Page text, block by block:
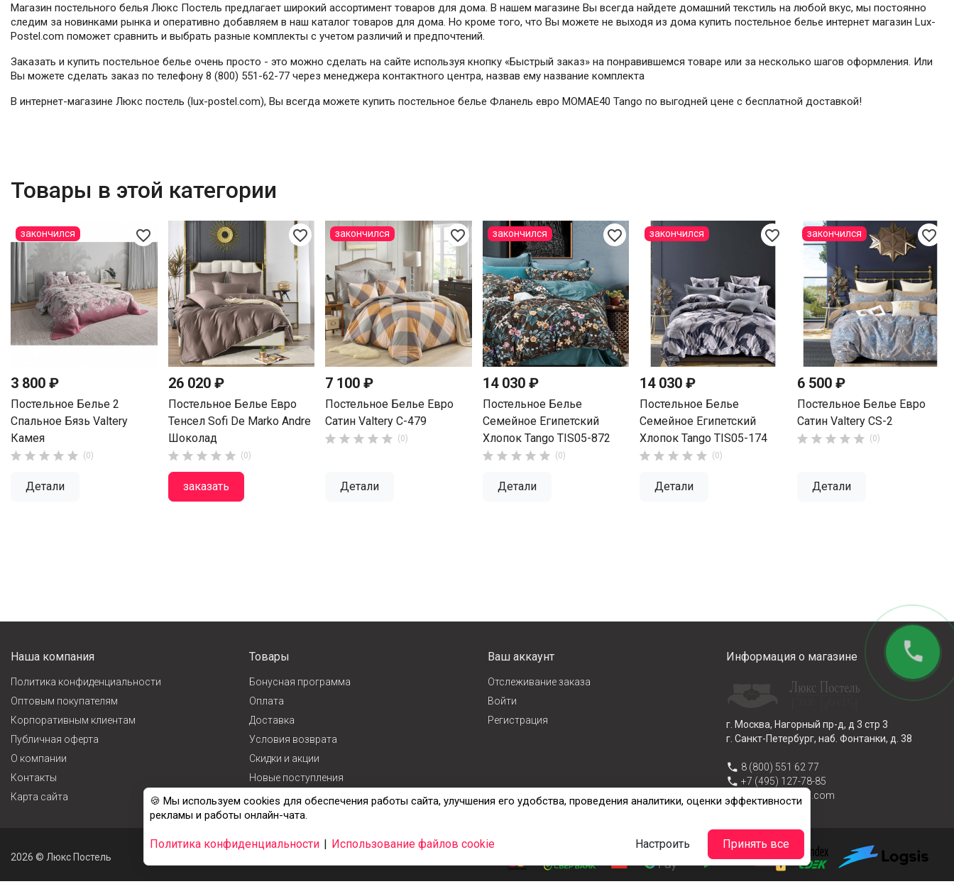
Магазин постельного белья Люкс Постель предлагает широкий ассортимент товаров для дома. В нашем магазине Вы всегда найдете домашний текстиль на любой вкус, мы постоянно
следим за новинками рынка и оперативно добавляем в наш каталог товаров для дома. Но кроме того, что Вы можете не выходя из дома купить постельное белье интернет магазин Lux-
Postel.com поможет сравнить и выбрать разные комплекты с учетом различий и предпочтений.
Заказать и купить постельное белье очень просто - это можно сделать на сайте используя кнопку «Быстрый заказ» на понравившемся товаре или за несколько шагов оформления. Или
Вы можете сделать заказ по телефону 8 (800) 551-62-77 через менеджера контактного центра, назвав ему название комплекта
В интернет-магазине Люкс постель (lux-postel.com), Вы всегда можете купить постельное белье Фланель евро MOMAE40 Tango по выгодней цене с бесплатной доставкой!
Товары в этой категории
favorite_border
3 800 ₽
Постельное Белье 2
Спальное Бязь Valtery
Камея
     (0)
Детали
закончился favorite_border
26 020 ₽
Постельное Белье Евро
Тенсел Sofi De Marko Andre
Шоколад
     (0)
заказать
favorite_border
7 100 ₽
Постельное Белье Евро
Сатин Valtery C-479
     (0)
Детали
закончился favorite_border
14 030 ₽
Постельное Белье
Семейное Египетский
Хлопок Tango TIS05-872
     (0)
Детали
закончился favorite_border
14 030 ₽
Постельное Белье
Семейное Египетский
Хлопок Tango TIS05-174
     (0)
Детали
закончился favorite_border
6 500 ₽
Постельное Белье Евро
Сатин Valtery CS-2
     (0)
Детали
закончился
Наша компания
Политика конфиденциальности
Оптовым покупателям
Корпоративным клиентам
Публичная оферта
О компании
Контакты
Карта сайта
Товары
Бонусная программа
Оплата
Доставка
Условия возврата
Cкидки и акции
Новые поступления
Лидеры продаж
Ваш аккаунт
Отслеживание заказа
Войти
Регистрация
Информация о магазине
г. Москва, Нагорный пр-д, д 3 стр 3
г. Санкт-Петербург, наб. Фонтанки, д. 38
phone 8 (800) 551 62 77
phone +7 (495) 127-78-85
email info@lux-postel.com
2026 © Люкс Постель
🍪 Мы используем cookies для обеспечения работы сайта, улучшения его удобства, проведения аналитики, оценки эффективности
рекламы и работы онлайн-чата.
Политика конфиденциальности | Использование файлов cookie Настроить Принять все
phone